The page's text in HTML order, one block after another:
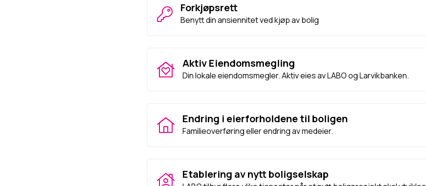
Forkjøpsrett
Benytt din ansiennitet ved kjøp av bolig
Aktiv Eiendomsmegling
Din lokale eiendomsmegler. Aktiv eies av LABO og Larvikbanken.
Endring i eierforholdene til boligen
Familieoverføring eller endring av medeier.
Etablering av nytt boligselskap